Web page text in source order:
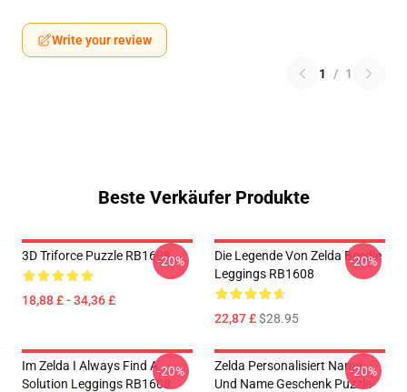
Write your review
1 / 1
Beste Verkäufer Produkte
3D Triforce Puzzle RB1608
18,88 £ - 34,36 £
-20%
Die Legende Von Zelda Beedle
Leggings RB1608
22,87 £$28.95
-20%
Im Zelda I Always Find A
Solution Leggings RB1608
-20%
Zelda Personalisiert Name
Und Name Geschenk Puzzle
-20%